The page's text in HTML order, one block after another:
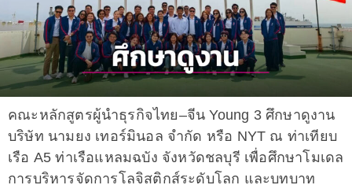
คณะหลักสูตรผู้นำธุรกิจไทย–จีน Young 3 ศึกษาดูงาน
บริษัท นามยง เทอร์มินอล จำกัด หรือ NYT ณ ท่าเทียบ
เรือ A5 ท่าเรือแหลมฉบัง จังหวัดชลบุรี เพื่อศึกษาโมเดล
การบริหารจัดการโลจิสติกส์ระดับโลก และบทบาท